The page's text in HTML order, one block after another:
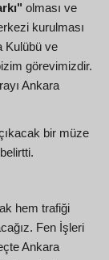
olması ve
kurulması
Kulübü ve
görevimizdir.
Ankara
bir müze
hem trafiği
Fen İşleri
Ankara